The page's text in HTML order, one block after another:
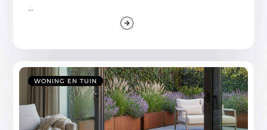
...
WONING EN TUIN